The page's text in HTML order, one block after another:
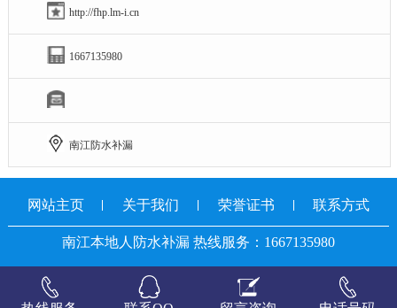
http://fhp.lm-i.cn
1667135980
南江防水补漏
网站主页 关于我们 荣誉证书 联系方式
南江本地人防水补漏 热线服务：1667135980